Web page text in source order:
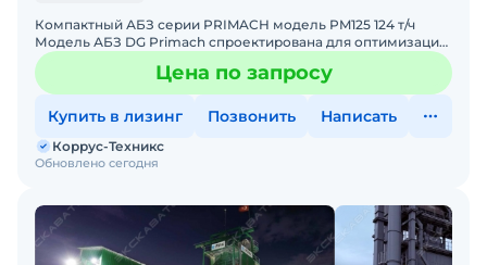
Компактный АБЗ серии PRIMACH модель PM125 124 т/ч
Модель АБЗ DG Primach спроектирована для оптимизации
размещения асфальтосмесительной установки на рабочей
пло
Цена по запросу
Купить в лизинг Позвонить Написать
Обновлено сегодня
Коррус-Техникс